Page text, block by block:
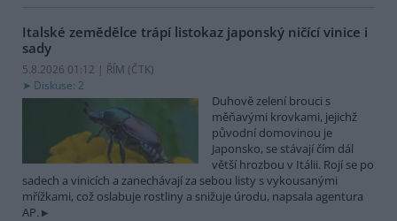
Italské zemědělce trápí listokaz japonský ničící vinice i
sady
5.8.2026 01:12 | ŘÍM (ČTK)
Diskuse: 2
Duhově zelení brouci s
měňavými krovkami, jejichž
původní domovinou je
Japonsko, se stávají čím dál
větší hrozbou v Itálii. Rojí se po
sadech a vinicích a zanechávají za sebou listy s vykousanými
mřížkami, což oslabuje rostliny a snižuje úrodu, napsala agentura
AP.